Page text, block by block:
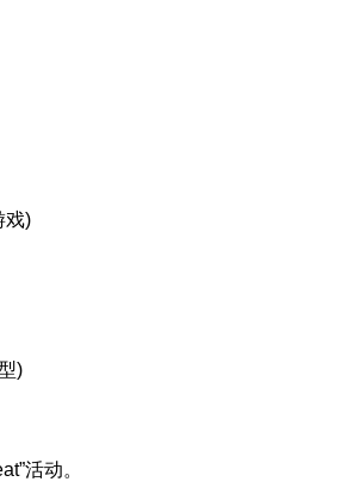
戏)
)
活动。